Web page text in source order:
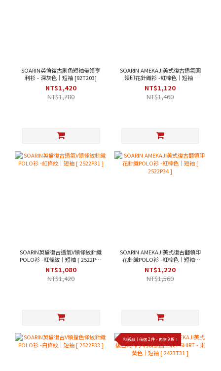
SOARIN英倫復古刷色短袖帶領亨
利衫 - 深灰色｜短袖 [92T203]
NT$1,420
NT$1,780
SOARIN AMEKAJI美式復古透氣圓
領印花針織衫 -紅棕色｜短袖 [
2524T26 ]
NT$1,120
NT$1,460
SOARIN英倫復古透氣V領條紋針織
POLO衫 -紅條紋｜短袖 [ 2522P31
]
NT$1,080
NT$1,420
SOARIN AMEKAJI美式復古翻領印
花針織POLO衫 -紅棕色｜短袖 [
2522P34 ]
NT$1,220
NT$1,560
秒殺品｜任選 2 件，再享 9 折！